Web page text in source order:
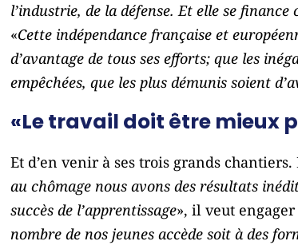
l’industrie, de la défense. Et elle se
«Cette indépendance française et
d’avantage de tous ses efforts; que les
empêchées, que les plus démunis soient
«Le travail doit être mieux
Et d’en venir à ses trois grands
au chômage nous avons des résultats
succès de l’apprentissage», il veut
nombre de nos jeunes accède soit à des